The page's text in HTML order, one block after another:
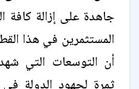
جاهدة على إزالة كافة
المستثمرين في هذا
أن التوسعات التي